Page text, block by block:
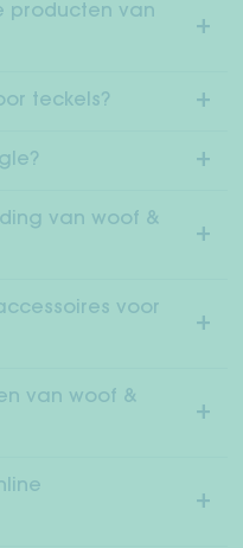
producten van
teckels?
van woof &
voor
van woof &